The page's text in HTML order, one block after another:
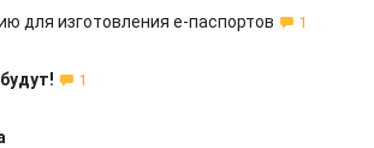
для изготовления е-паспортов 1
1